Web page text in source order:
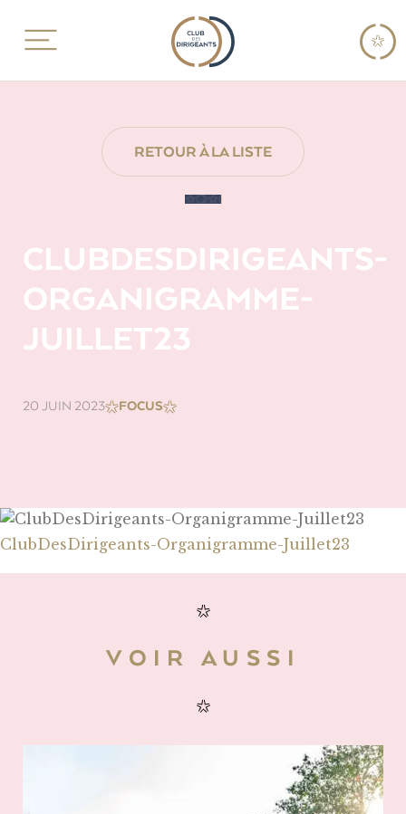
RETOUR À LA LISTE
CLUBDESDIRIGEANTS-
ORGANIGRAMME-
JUILLET23
20 JUIN 2023 FOCUS
ClubDesDirigeants-Organigramme-Juillet23
VOIR AUSSI